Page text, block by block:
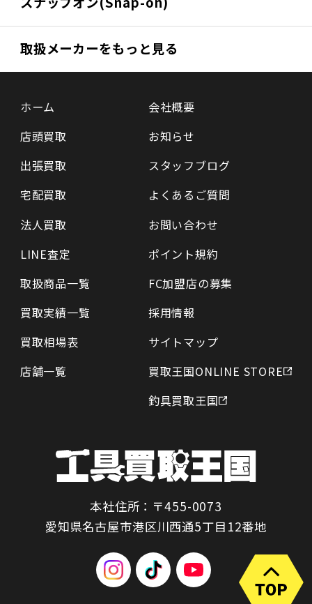
取扱メーカーをもっと見る
ホーム
店頭買取
出張買取
宅配買取
法人買取
LINE査定
取扱商品一覧
買取実績一覧
買取相場表
店舗一覧
会社概要
お知らせ
スタッフブログ
よくあるご質問
お問い合わせ
ポイント規約
FC加盟店の募集
採用情報
サイトマップ
買取王国ONLINE STORE
釣具買取王国
本社住所：〒455-0073
愛知県名古屋市港区川西通5丁目12番地